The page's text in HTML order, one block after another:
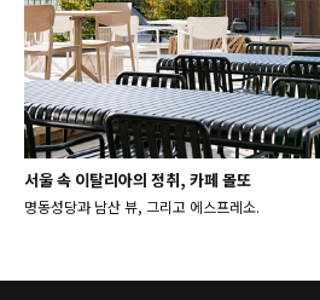
서울 속 이탈리아의 정취, 카페 몰또
명동성당과 남산 뷰, 그리고 에스프레소.